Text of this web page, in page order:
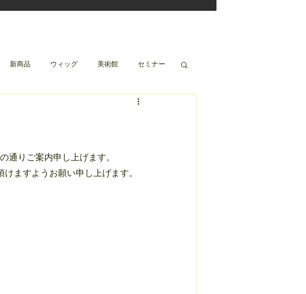
新商品 ウィッグ 美術館 セミナー
通りご案内申し上げます。
ますようお願い申し上げます。